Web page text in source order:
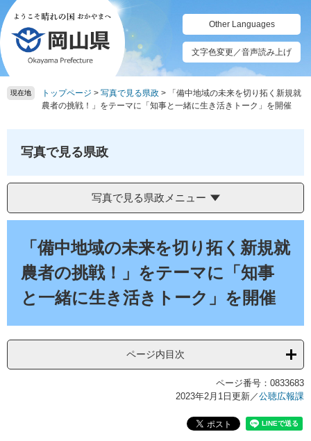
ペ
ー
ジ
の
先
頭
メ
ニ
ュ
ー
を
飛
Other Languages
文字色変更／音声読み上げ
現在地 トップページ > 写真で見る県政 >
「備中地域の未来を切り拓く新規就
農者の挑戦！」をテーマに「知事と一緒に生き活きトーク」を開催
写真で見る県政
写真で見る県政メニュー
「備中地域の未来を切り拓く新規就
農者の挑戦！」をテーマに「知事
と一緒に生き活きトーク」を開催
ページ内目次
ページ番号：0833683
2023年2月1日更新／公聴広報課